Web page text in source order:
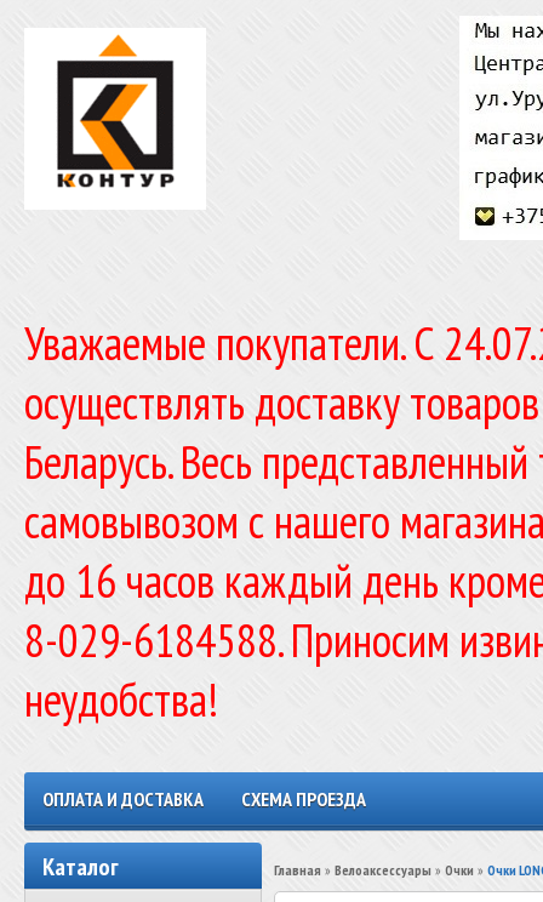
Уважаемые покупатели. C
осуществлять доставку
Беларусь. Весь
самовывозом с нашего
до 16 часов каждый день
8-029-6184588. Приносим
неудобства!
ОПЛАТА И ДОСТАВКА СХЕМА ПРОЕЗДА
Каталог Главная » Велоаксессуары » Очки » Очки